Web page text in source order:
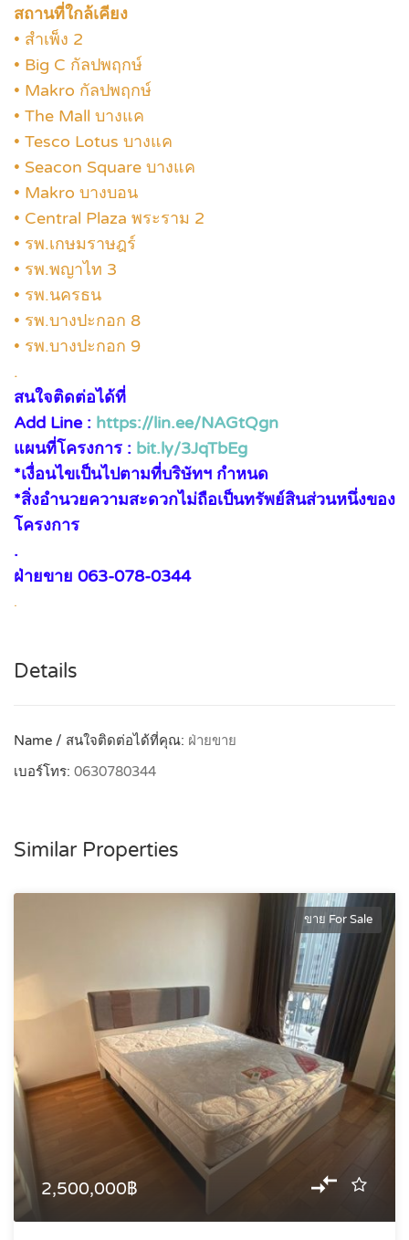
สถานที่ใกล้เคียง
• สำเพ็ง 2
• Big C กัลปพฤกษ์
• Makro กัลปพฤกษ์
• The Mall บางแค
• Tesco Lotus บางแค
• Seacon Square บางแค
• Makro บางบอน
• Central Plaza พระราม 2
• รพ.เกษมราษฎร์
• รพ.พญาไท 3
• รพ.นครธน
• รพ.บางปะกอก 8
• รพ.บางปะกอก 9
.
สนใจติดต่อได้ที่
Add Line : https://lin.ee/NAGtQgn
แผนที่โครงการ : bit.ly/3JqTbEg
*เงื่อนไขเป็นไปตามที่บริษัทฯ กำหนด
*สิ่งอำนวยความสะดวกไม่ถือเป็นทรัพย์สินส่วนหนึ่งของ
โครงการ
.
ฝ่ายขาย 063-078-0344
.
Details
Name / สนใจติดต่อได้ที่คุณ: ฝ่ายขาย
เบอร์โทร: 0630780344
Similar Properties
ขาย For Sale
2,500,000฿